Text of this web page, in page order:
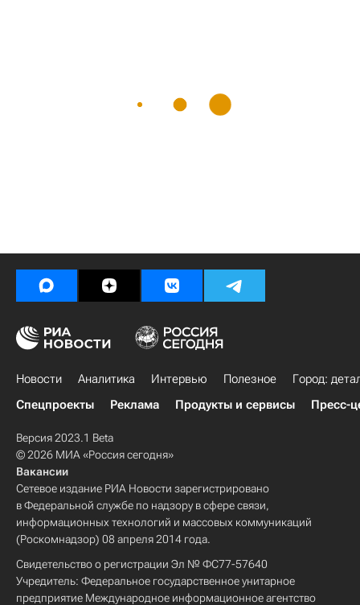
Новости Аналитика Интервью Полезное
Город:
Спецпроекты
Реклама Продукты и сервисы Пресс-
Версия 2023.1 Beta
© 2026 МИА «Россия сегодня»
Вакансии
Сетевое издание РИА Новости зарегистрировано
в Федеральной службе по надзору в сфере связи,
информационных технологий и массовых коммуникаций
(Роскомнадзор) 08 апреля 2014 года.
Свидетельство о регистрации Эл № ФС77-57640
Учредитель: Федеральное государственное унитарное
предприятие Международное информационное агентство